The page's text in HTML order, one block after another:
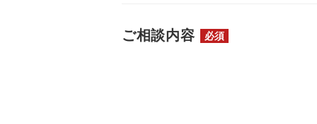
ご相談内容 必須